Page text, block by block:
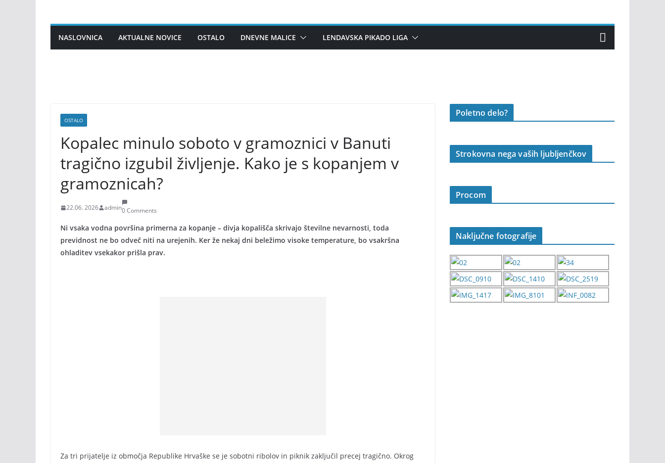
contentNASLOVNICA AKTUALNE NOVICE OSTALO DNEVNE MALICE LENDAVSKA PIKADO LIGA
OSTALO
Kopalec minulo soboto v gramoznici v Banuti
tragično izgubil življenje. Kako je s kopanjem v
gramoznicah?
22.06. 2026 admin0 Comments
Ni vsaka vodna površina primerna za kopanje – divja kopališča skrivajo številne nevarnosti, toda
previdnost ne bo odveč niti na urejenih. Ker že nekaj dni beležimo visoke temperature, bo vsakršna
ohladitev vsekakor prišla prav.
Za tri prijatelje iz območja Republike Hrvaške se je sobotni ribolov in piknik zaključil precej tragično. Okrog
Poletno delo?
Strokovna nega vaših ljubljenčkov
Procom
Naključne fotografije